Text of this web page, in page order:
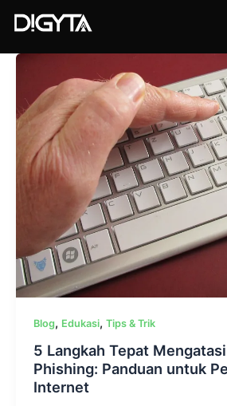
Blog, Edukasi, Tips & Trik
5 Langkah Tepat
Phishing: Panduan untuk
Internet